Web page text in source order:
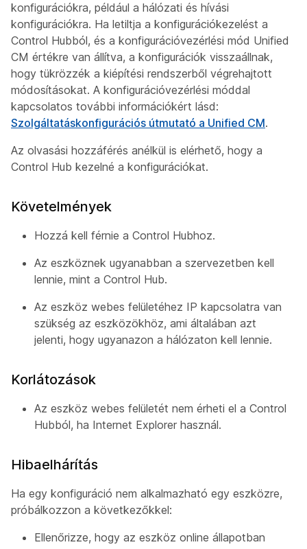
konfigurációkra, például a hálózati és hívási
konfigurációkra. Ha letiltja a konfigurációkezelést a
Control Hubból, és a konfigurációvezérlési mód Unified
CM értékre van állítva, a konfigurációk visszaállnak,
hogy tükrözzék a kiépítési rendszerből végrehajtott
módosításokat. A konfigurációvezérlési móddal
kapcsolatos további információkért lásd:
Szolgáltatáskonfigurációs útmutató a Unified CM.
Az olvasási hozzáférés anélkül is elérhető, hogy a
Control Hub kezelné a konfigurációkat.
Követelmények
Hozzá kell férnie a Control Hubhoz.
Az eszköznek ugyanabban a szervezetben kell
lennie, mint a Control Hub.
Az eszköz webes felületéhez IP kapcsolatra van
szükség az eszközökhöz, ami általában azt
jelenti, hogy ugyanazon a hálózaton kell lennie.
Korlátozások
Az eszköz webes felületét nem érheti el a Control
Hubból, ha Internet Explorer használ.
Hibaelhárítás
Ha egy konfiguráció nem alkalmazható egy eszközre,
próbálkozzon a következőkkel:
Ellenőrizze, hogy az eszköz online állapotban